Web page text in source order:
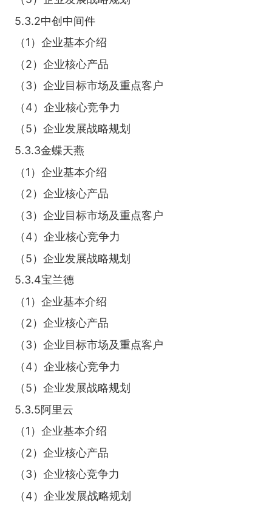
5.3.2中创中间件
（1）企业基本介绍
（2）企业核心产品
（3）企业目标市场及重点客户
（4）企业核心竞争力
（5）企业发展战略规划
5.3.3金蝶天燕
（1）企业基本介绍
（2）企业核心产品
（3）企业目标市场及重点客户
（4）企业核心竞争力
（5）企业发展战略规划
5.3.4宝兰德
（1）企业基本介绍
（2）企业核心产品
（3）企业目标市场及重点客户
（4）企业核心竞争力
（5）企业发展战略规划
5.3.5阿里云
（1）企业基本介绍
（2）企业核心产品
（3）企业核心竞争力
（4）企业发展战略规划